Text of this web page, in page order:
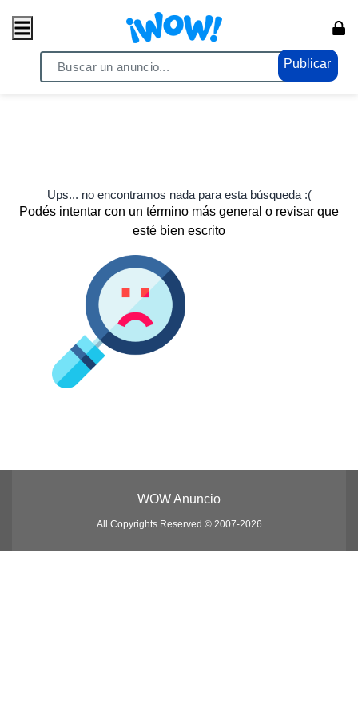
Publicar
Ups... no encontramos nada para esta búsqueda :(
Podés intentar con un término más general o revisar que
esté bien escrito
WOW Anuncio
All Copyrights Reserved © 2007-2026